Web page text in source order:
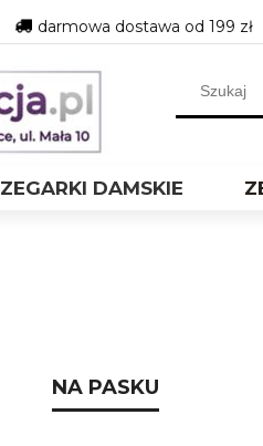
darmowa dostawa od 199 zł
ZEGARKI DAMSKIE
NA PASKU